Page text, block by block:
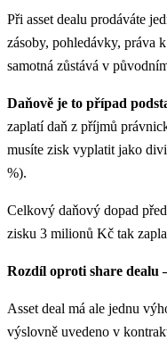
Při asset dealu prodáváte
zásoby, pohledávky, práva
samotná zůstává v
Daňově je to případ
zaplatí daň z příjmů
musíte zisk vyplatit jako
%).
Celkový daňový dopad
zisku 3 milionů Kč tak
Rozdíl oproti share dealu
Asset deal má ale jednu
výslovně uvedeno v